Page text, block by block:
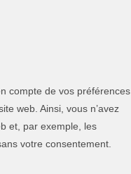
compte de vos préférences
web. Ainsi, vous n’avez
et, par exemple, les
votre consentement.